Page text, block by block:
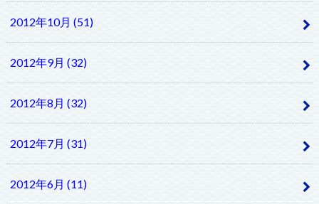
2012年10月 (51)
2012年9月 (32)
2012年8月 (32)
2012年7月 (31)
2012年6月 (11)